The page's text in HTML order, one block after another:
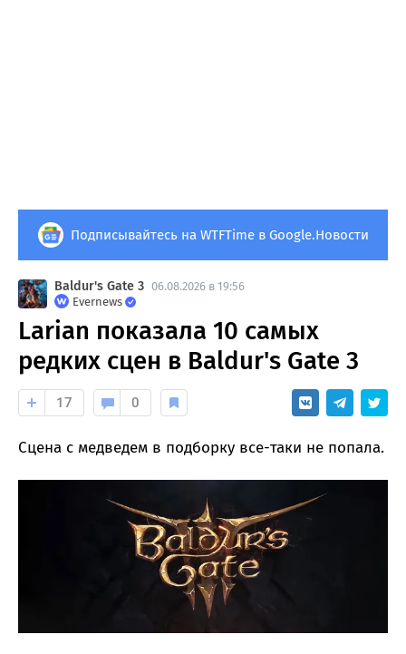
Подписывайтесь на WTFTime в Google.Новости
Baldur's Gate 3 06.08.2026 в 19:56
Evernews
Larian показала 10 самых
редких сцен в Baldur's Gate 3
17 0
Сцена с медведем в подборку все-таки не попала.